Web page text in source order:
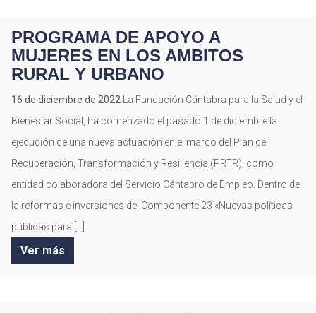
PROGRAMA DE APOYO A
MUJERES EN LOS AMBITOS
RURAL Y URBANO
16 de diciembre de 2022 La Fundación Cántabra para la Salud y el
Bienestar Social, ha comenzado el pasado 1 de diciembre la
ejecución de una nueva actuación en el marco del Plan de
Recuperación, Transformación y Resiliencia (PRTR), como
entidad colaboradora del Servicio Cántabro de Empleo. Dentro de
la reformas e inversiones del Componente 23 «Nuevas políticas
públicas para […]
Ver más